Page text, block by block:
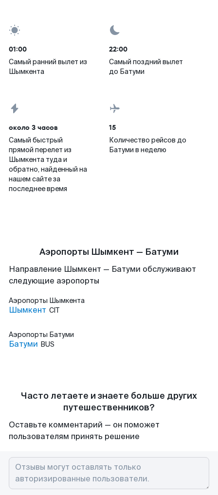
01:00
Самый ранний вылет из
Шымкента
22:00
Самый поздний вылет
до Батуми
около 3 часов
Самый быстрый
прямой перелет из
Шымкента туда и
обратно, найденный на
нашем сайте за
последнее время
15
Количество рейсов до
Батуми в неделю
Аэропорты Шымкент — Батуми
Направление Шымкент — Батуми обслуживают
следующие аэропорты
Аэропорты Шымкента
Шымкент CIT
Аэропорты Батуми
Батуми BUS
Часто летаете и знаете больше других
путешественников?
Оставьте комментарий — он поможет
пользователям принять решение